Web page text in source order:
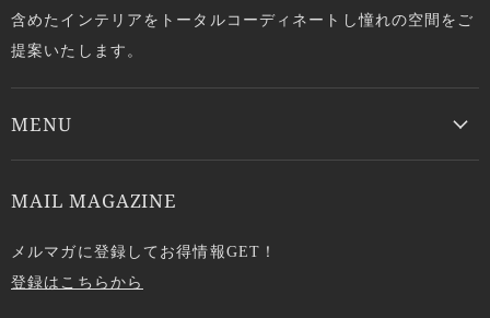
含めたインテリアをトータルコーディネートし憧れの空間をご
提案いたします。
MENU
MAIL MAGAZINE
メルマガに登録してお得情報GET！
登録はこちらから